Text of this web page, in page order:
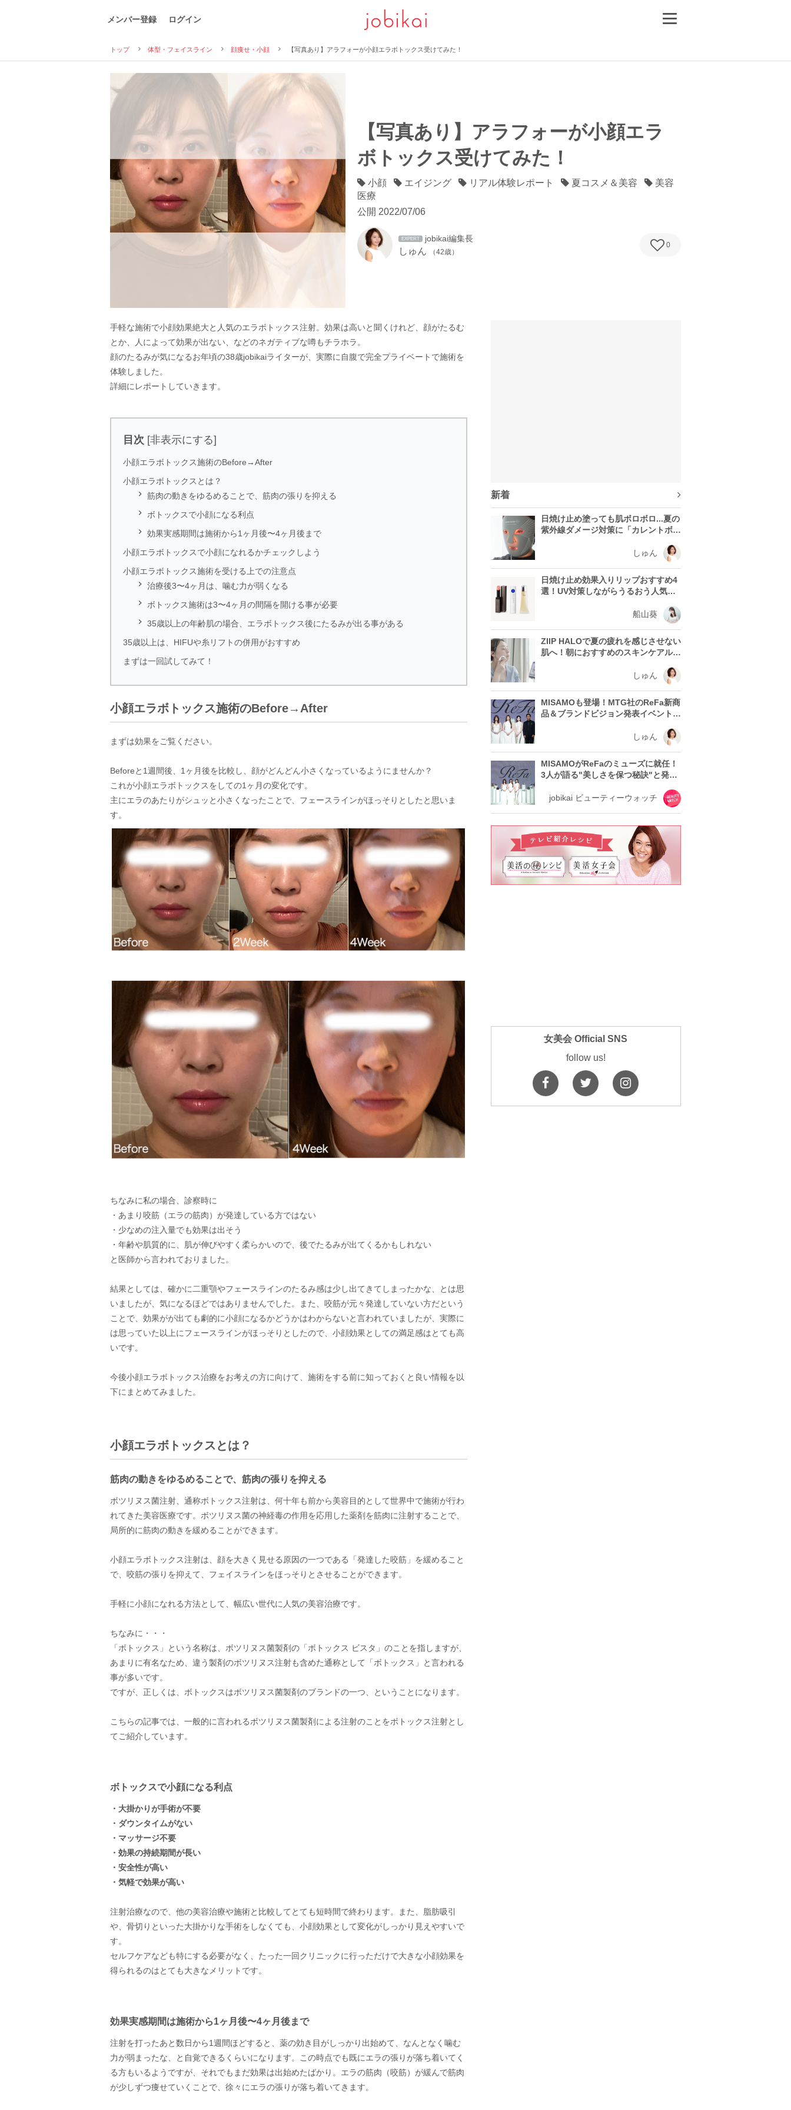
メンバー登録 ログイン
トップ 体型・フェイスライン 顔痩せ・小顔 【写真あり】アラフォーが小顔エラボトックス受けてみた！
【写真あり】アラフォーが小顔エラ
ボトックス受けてみた！
小顔 エイジング リアル体験レポート 夏コスメ＆美容
美容
医療
公開 2022/07/06
EXPERT jobikai編集長
しゅん （42歳）
0
手軽な施術で小顔効果絶大と人気のエラボトックス注射。効果は高いと聞くけれど、顔がたるむ
とか、人によって効果が出ない、などのネガティブな噂もチラホラ。
顔のたるみが気になるお年頃の38歳jobikaiライターが、実際に自腹で完全プライベートで施術を
体験しました。
詳細にレポートしていきます。
目次 [非表示にする]
小顔エラボトックス施術のBefore→After
小顔エラボトックスとは？
 筋肉の動きをゆるめることで、筋肉の張りを抑える

ボトックスで小顔になる利点
 効果実感期間は施術から1ヶ月後〜4ヶ月後まで
小顔エラボトックスで小顔になれるかチェックしよう
小顔エラボトックス施術を受ける上での注意点
 治療後3〜4ヶ月は、噛む力が弱くなる

ボトックス施術は3〜4ヶ月の間隔を開ける事が必要
 35歳以上の年齢肌の場合、エラボトックス後にたるみが出る事がある
35歳以上は、HIFUや糸リフトの併用がおすすめ
まずは一回試してみて！
小顔エラボトックス施術のBefore→After
まずは効果をご覧ください。
Beforeと1週間後、1ヶ月後を比較し、顔がどんどん小さくなっているようにませんか？
これが小顔エラボトックスをしての1ヶ月の変化です。
主にエラのあたりがシュッと小さくなったことで、フェースラインがほっそりとしたと思いま
す。
ちなみに私の場合、診察時に
・あまり咬筋（エラの筋肉）が発達している方ではない
・少なめの注入量でも効果は出そう
・年齢や肌質的に、肌が伸びやすく柔らかいので、後でたるみが出てくるかもしれない
と医師から言われておりました。
結果としては、確かに二重顎やフェースラインのたるみ感は少し出てきてしまったかな、とは思
いましたが、気になるほどではありませんでした。また、咬筋が元々発達していない方だという
ことで、効果がが出ても劇的に小顔になるかどうかはわからないと言われていましたが、実際に
は思っていた以上にフェースラインがほっそりとしたので、小顔効果としての満足感はとても高
いです。
今後小顔エラボトックス治療をお考えの方に向けて、施術をする前に知っておくと良い情報を以
下にまとめてみました。
小顔エラボトックスとは？
筋肉の動きをゆるめることで、筋肉の張りを抑える
ボツリヌス菌注射、通称ボトックス注射は、何十年も前から美容目的として世界中で施術が行わ
れてきた美容医療です。ボツリヌス菌の神経毒の作用を応用した薬剤を筋肉に注射することで、
局所的に筋肉の動きを緩めることができます。
小顔エラボトックス注射は、顔を大きく見せる原因の一つである「発達した咬筋」を緩めること
で、咬筋の張りを抑えて、フェイスラインをほっそりとさせることができます。
手軽に小顔になれる方法として、幅広い世代に人気の美容治療です。
ちなみに・・・
「ボトックス」という名称は、ボツリヌス菌製剤の「ボトックス ビスタ」のことを指しますが、
あまりに有名なため、違う製剤のボツリヌス注射も含めた通称として「ボトックス」と言われる
事が多いです。
ですが、正しくは、ボトックスはボツリヌス菌製剤のブランドの一つ、ということになります。
こちらの記事では、一般的に言われるボツリヌス菌製剤による注射のことをボトックス注射とし
てご紹介しています。
ボトックスで小顔になる利点
・大掛かりが手術が不要
・ダウンタイムがない
・マッサージ不要
・効果の持続期間が長い
・安全性が高い
・気軽で効果が高い
注射治療なので、他の美容治療や施術と比較してとても短時間で終わります。また、脂肪吸引
や、骨切りといった大掛かりな手術をしなくても、小顔効果として変化がしっかり見えやすいで
す。
セルフケアなども特にする必要がなく、たった一回クリニックに行っただけで大きな小顔効果を
得られるのはとても大きなメリットです。
効果実感期間は施術から1ヶ月後〜4ヶ月後まで
注射を打ったあと数日から1週間ほどすると、薬の効き目がしっかり出始めて、なんとなく噛む
力が弱まったな、と自覚できるくらいになります。この時点でも既にエラの張りが落ち着いてく
る方もいるようですが、それでもまだ効果は出始めたばかり。エラの筋肉（咬筋）が緩んで筋肉
が少しずつ痩せていくことで、徐々にエラの張りが落ち着いてきます。
新着
日焼け止め塗っても肌ボロボロ...夏の
紫外線ダメージ対策に「カレントボデ
しゅん
日焼け止め効果入りリップおすすめ4
選！UV対策しながらうるおう人気ア
船山葵
ZIIP HALOで夏の疲れを感じさせない
肌へ！朝におすすめのスキンケアルー
しゅん
MISAMOも登場！MTG社のReFa新商
品＆ブランドビジョン発表イベントレ
しゅん
MISAMOがReFaのミューズに就任！
3人が語る"美しさを保つ秘訣"と発表
jobikai ビューティーウォッチ
女美会 Official SNS
follow us!